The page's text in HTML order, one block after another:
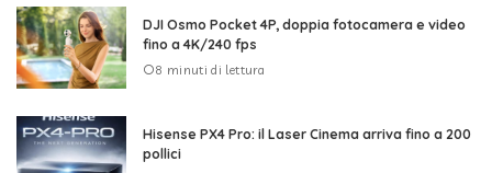
DJI Osmo Pocket 4P, doppia fotocamera e video
fino a 4K/240 fps
8 minuti di lettura
Hisense PX4 Pro: il Laser Cinema arriva fino a 200
pollici